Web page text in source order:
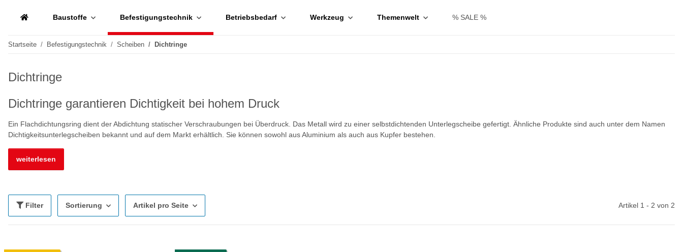
Baustoffe Befestigungstechnik Betriebsbedarf Werkzeug Themenwelt % SALE %
Startseite Befestigungstechnik Scheiben Dichtringe
Dichtringe
Dichtringe garantieren Dichtigkeit bei hohem Druck
Ein Flachdichtungsring dient der Abdichtung statischer Verschraubungen bei Überdruck. Das Metall wird zu einer selbstdichtenden Unterlegscheibe gefertigt. Ähnliche Produkte sind auch unter dem Namen
Dichtigkeitsunterlegscheiben bekannt und auf dem Markt erhältlich. Sie können sowohl aus Aluminium als auch aus Kupfer bestehen.
weiterlesen
Filter Sortierung Artikel pro Seite Artikel 1 - 2 von 2